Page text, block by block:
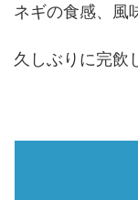
ネギの食感、風
久しぶりに完飲